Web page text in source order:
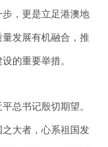
，更是立足港澳地
发展有机融合，推
的重要举措。
总书记殷切期望。
大者，心系祖国发